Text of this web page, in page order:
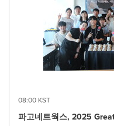
08:00 KST
파고네트웍스, 2025